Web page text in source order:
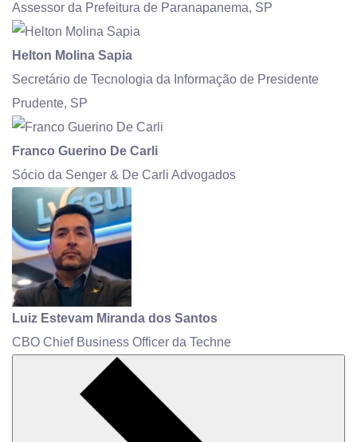
Assessor da Prefeitura de Paranapanema, SP
Helton Molina Sapia
Secretário de Tecnologia da Informação de Presidente
Prudente, SP
Franco Guerino De Carli
Sócio da Senger & De Carli Advogados
Luiz Estevam Miranda dos Santos
CBO Chief Business Officer da Techne